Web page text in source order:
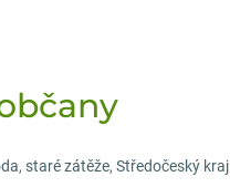
, staré zátěže, Středočeský kraj